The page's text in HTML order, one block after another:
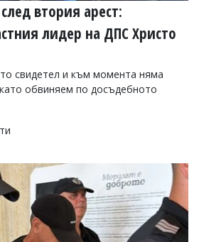
втория арест:
лидер на ДПС Христо
свидетел и към момента няма
обвиняем по досъдебното